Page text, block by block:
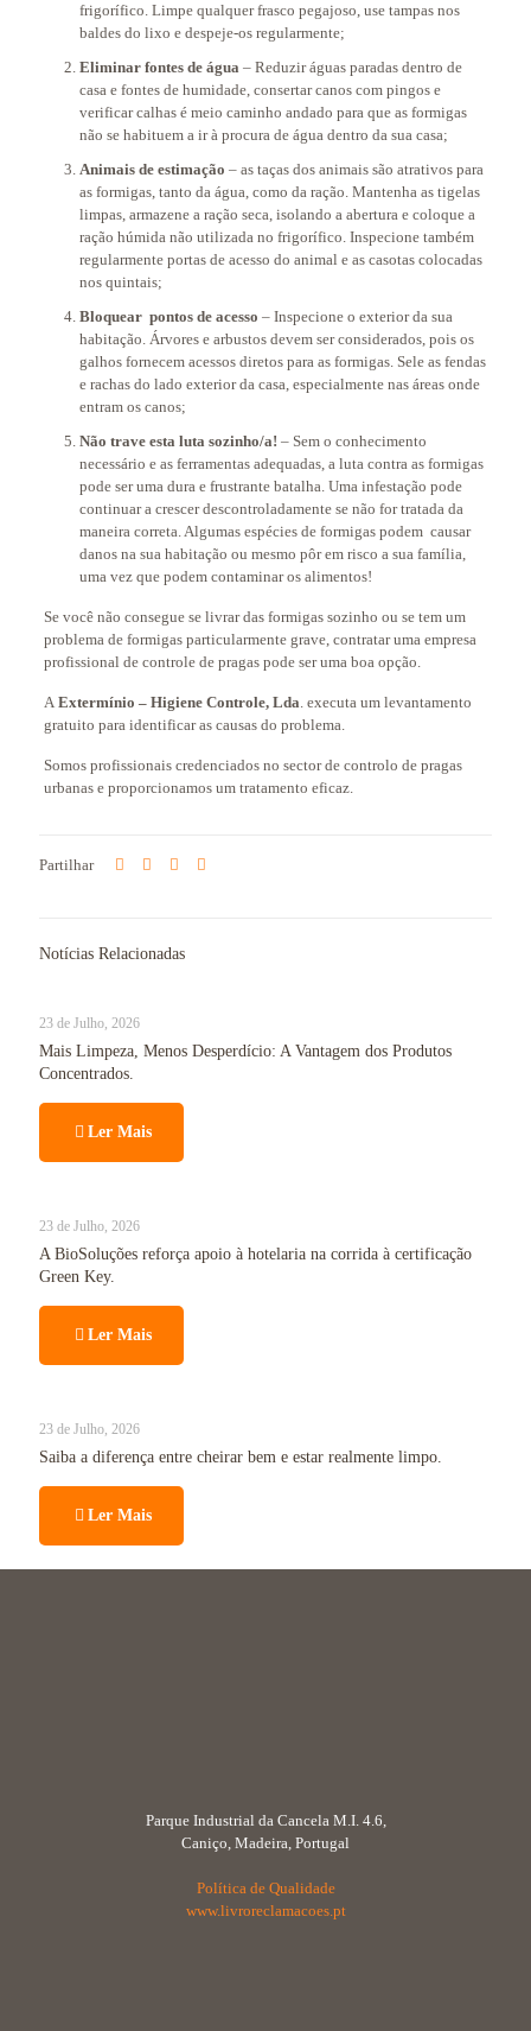
frigorífico. Limpe qualquer frasco pegajoso, use tampas nos
baldes do lixo e despeje-os regularmente;
Eliminar fontes de água– Reduzir águas paradas dentro de
casa e fontes de humidade, consertar canos com pingos e
verificar calhas é meio caminho andado para que as formigas
não se habituem a ir à procura de água dentro da sua casa;
Animais de estimação – as taças dos animais são atrativos para
as formigas, tanto da água, como da ração. Mantenha as tigelas
limpas, armazene a ração seca, isolando a abertura e coloque a
ração húmida não utilizada no frigorífico. Inspecione também
regularmente portas de acesso do animal e as casotas colocadas
nos quintais;
Bloquear pontos de acesso – Inspecione o exterior da sua
habitação. Árvores e arbustos devem ser considerados, pois os
galhos fornecem acessos diretos para as formigas. Sele as fendas
e rachas do lado exterior da casa, especialmente nas áreas onde
entram os canos;
Não trave esta luta sozinho/a! – Sem o conhecimento
necessário e as ferramentas adequadas, a luta contra as formigas
pode ser uma dura e frustrante batalha. Uma infestação pode
continuar a crescer descontroladamente se não for tratada da
maneira correta. Algumas espécies de formigas podem causar
danos na sua habitação ou mesmo pôr em risco a sua família,
uma vez que podem contaminar os alimentos!
Se você não consegue se livrar das formigas sozinho ou se tem um
problema de formigas particularmente grave, contratar uma empresa
profissional de controle de pragas pode ser uma boa opção.
A Extermínio – Higiene Controle, Lda. executa um levantamento
gratuito para identificar as causas do problema.
Somos profissionais credenciados no sector de controlo de pragas
urbanas e proporcionamos um tratamento eficaz.
Partilhar
Notícias Relacionadas
23 de Julho, 2026
Mais Limpeza, Menos Desperdício: A Vantagem dos Produtos
Concentrados.
Ler Mais
23 de Julho, 2026
A BioSoluções reforça apoio à hotelaria na corrida à certificação
Green Key.
Ler Mais
23 de Julho, 2026
Saiba a diferença entre cheirar bem e estar realmente limpo.
Ler Mais
Parque Industrial da Cancela M.I. 4.6,
Caniço, Madeira, Portugal
Política de Qualidade
www.livroreclamacoes.pt